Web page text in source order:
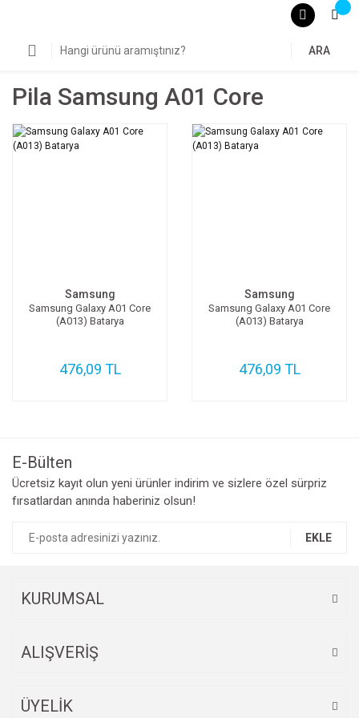
ARA
Pila Samsung A01 Core
Samsung
Samsung Galaxy A01 Core
(A013) Batarya
476,09 TL
Samsung
Samsung Galaxy A01 Core
(A013) Batarya
476,09 TL
E-Bülten
Ücretsiz kayıt olun yeni ürünler indirim ve sizlere özel sürpriz
fırsatlardan anında haberiniz olsun!
EKLE
KURUMSAL
ALIŞVERİŞ
ÜYELİK